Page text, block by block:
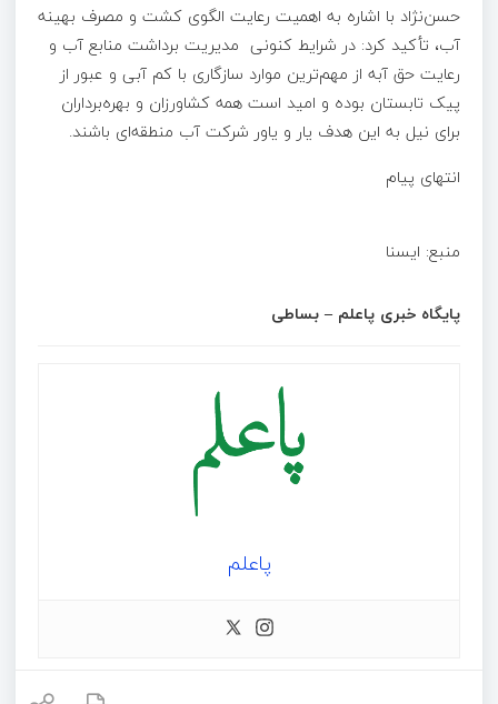
حسن‌نژاد با اشاره به اهمیت رعایت الگوی کشت و مصرف بهینه
آب، تأکید کرد: در شرایط کنونی مدیریت برداشت منابع آب و
رعایت حق آبه از مهم‌ترین موارد سازگاری با کم آبی و عبور از
پیک تابستان بوده و امید است همه کشاورزان و بهره‌برداران
برای نیل به این هدف یار و یاور شرکت آب منطقه‌ای باشند.
انتهای پیام
منبع: ا‌یسنا
پایگاه خبری پاعلم – بساطی
پاعلم